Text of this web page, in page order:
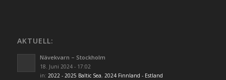
AKTUELL:
Nävekvarn – Stockholm
18. Juni 2024 - 17:02
in: 2022 - 2025 Baltic Sea, 2024 Finnland - Estland